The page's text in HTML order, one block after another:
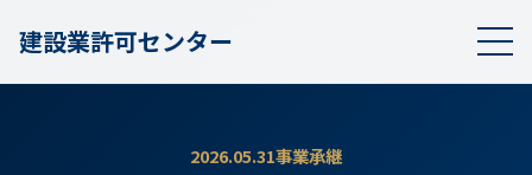
建設業許可センター
2026.05.31事業承継